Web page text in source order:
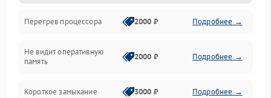
Механика
ПО/Микропрограмма
Перегрев процессора 2000 ₽ Подробнее →
Не видит оперативную
память
2000 ₽ Подробнее →
Короткое замыкание 3000 ₽ Подробнее →